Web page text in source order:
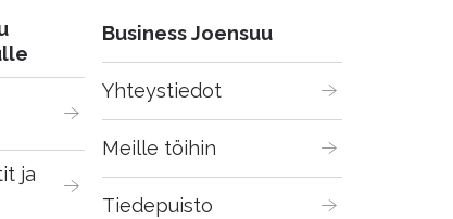
ja
Business Joensuu
Yhteystiedot
Meille töihin
Tiedepuisto